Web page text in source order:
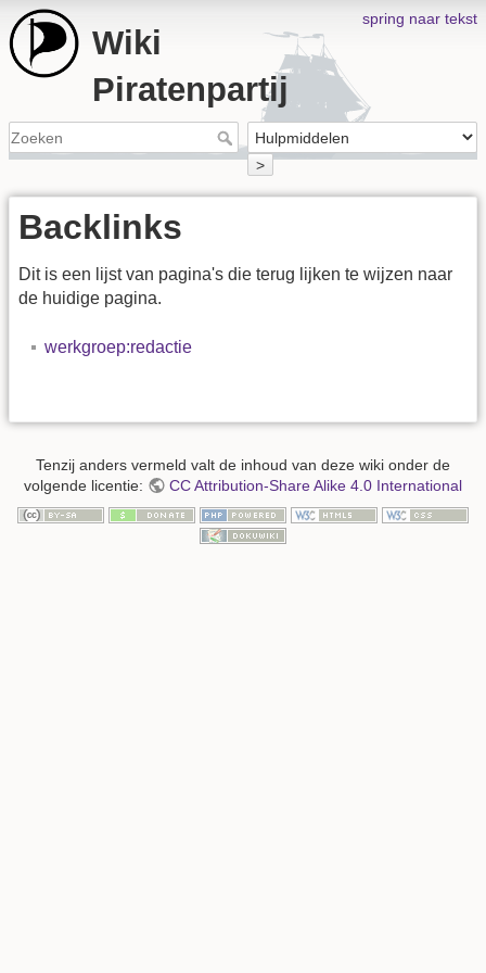
spring naar tekst
Wiki
Piratenpartij
>
Backlinks
Dit is een lijst van pagina's die terug lijken te wijzen naar
de huidige pagina.
werkgroep:redactie
Tenzij anders vermeld valt de inhoud van deze wiki onder de
volgende licentie:
CC Attribution-Share Alike 4.0 International